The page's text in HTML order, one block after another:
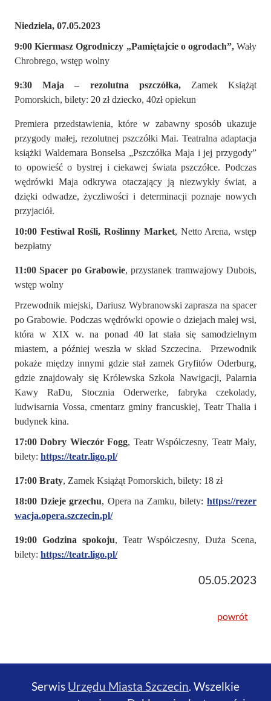
Niedziela, 07.05.2023
9:00 Kiermasz Ogrodniczy „Pamiętajcie o ogrodach”, Wały
Chrobrego, wstęp wolny
9:30 Maja – rezolutna pszczółka,Zamek Książąt
Pomorskich, bilety: 20 zł dziecko, 40zł opiekun
Premiera przedstawienia, które w zabawny sposób ukazuje
przygody małej, rezolutnej pszczółki Mai. Teatralna adaptacja
książki Waldemara Bonselsa „Pszczółka Maja i jej przygody”
to opowieść o bystrej i ciekawej świata pszczółce. Podczas
wędrówki Maja odkrywa otaczający ją niezwykły świat, a
dzięki odwadze, życzliwości i determinacji poznaje nowych
przyjaciół.
10:00 Festiwal Rośli, Roślinny Market, Netto Arena, wstęp
bezpłatny
11:00 Spacer po Grabowie, przystanek tramwajowy Dubois,
wstęp wolny
Przewodnik miejski, Dariusz Wybranowski zaprasza na spacer
po Grabowie. Podczas wędrówki opowie o dziejach małej wsi,
która w XIX w. na ponad 40 lat stała się samodzielnym
miastem, a później weszła w skład Szczecina. Przewodnik
pokaże między innymi gdzie stał zamek Gryfitów Oderburg,
gdzie znajdowały się Królewska Szkoła Nawigacji, Palarnia
Kawy RaDu, Stocznia Oderwerke, fabryka czekolady,
ludwisarnia Vossa, cmentarz gminy francuskiej, Teatr Thalia i
budynek kina.
17:00 Dobry Wieczór Fogg, Teatr Współczesny, Teatr Mały,
bilety: https://teatr.ligo.pl/
17:00 Braty, Zamek Książąt Pomorskich, bilety: 18 zł
18:00 Dzieje grzechu, Opera na Zamku, bilety: https://rezer
wacja.opera.szczecin.pl/
19:00 Godzina spokoju, Teatr Współczesny, Duża Scena,
bilety: https://teatr.ligo.pl/
05.05.2023
powrót
Serwis Urzędu Miasta Szczecin. Wszelkie